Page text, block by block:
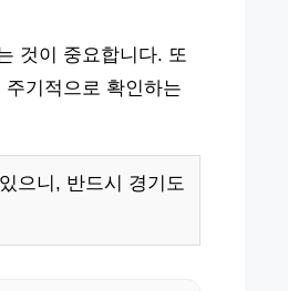
것이 중요합니다. 또
기적으로 확인하는
으니, 반드시 경기도